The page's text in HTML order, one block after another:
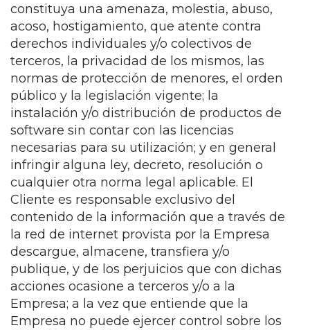
constituya una amenaza, molestia, abuso,
acoso, hostigamiento, que atente contra
derechos individuales y/o colectivos de
terceros, la privacidad de los mismos, las
normas de protección de menores, el orden
público y la legislación vigente; la
instalación y/o distribución de productos de
software sin contar con las licencias
necesarias para su utilización; y en general
infringir alguna ley, decreto, resolución o
cualquier otra norma legal aplicable. El
Cliente es responsable exclusivo del
contenido de la información que a través de
la red de internet provista por la Empresa
descargue, almacene, transfiera y/o
publique, y de los perjuicios que con dichas
acciones ocasione a terceros y/o a la
Empresa; a la vez que entiende que la
Empresa no puede ejercer control sobre los